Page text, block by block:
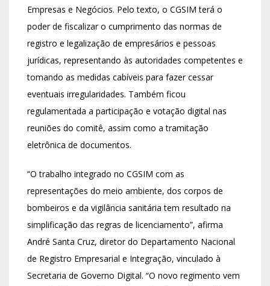
Empresas e Negócios. Pelo texto, o CGSIM terá o
poder de fiscalizar o cumprimento das normas de
registro e legalização de empresários e pessoas
jurídicas, representando às autoridades competentes e
tomando as medidas cabíveis para fazer cessar
eventuais irregularidades. Também ficou
regulamentada a participação e votação digital nas
reuniões do comitê, assim como a tramitação
eletrônica de documentos.
“O trabalho integrado no CGSIM com as
representações do meio ambiente, dos corpos de
bombeiros e da vigilância sanitária tem resultado na
simplificação das regras de licenciamento”, afirma
André Santa Cruz, diretor do Departamento Nacional
de Registro Empresarial e Integração, vinculado à
Secretaria de Governo Digital. “O novo regimento vem